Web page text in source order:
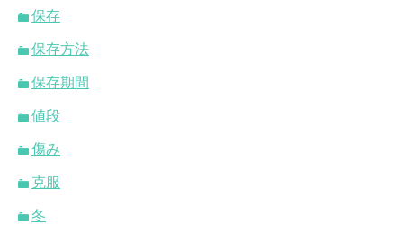
保存
保存方法
保存期間
値段
傷み
克服
冬